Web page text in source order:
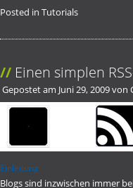
Posted in Tutorials
Einen simplen
Gepostet am Juni 29, 2009von
Einleitung
Blogs sind inzwischen immer